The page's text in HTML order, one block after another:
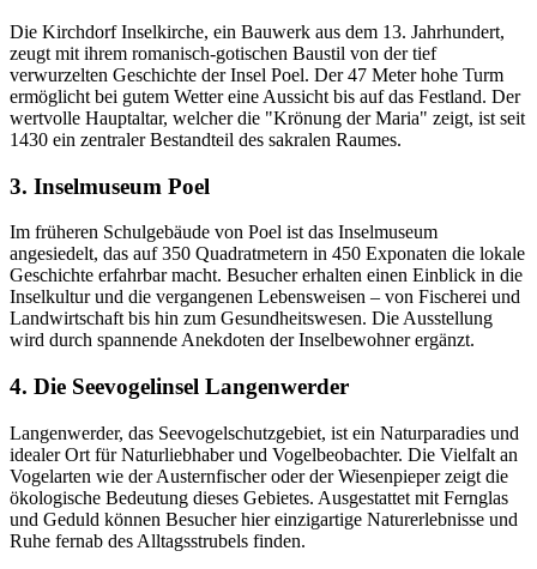
Die Kirchdorf Inselkirche, ein Bauwerk aus dem 13. Jahrhundert,
zeugt mit ihrem romanisch-gotischen Baustil von der tief
verwurzelten Geschichte der Insel Poel. Der 47 Meter hohe Turm
ermöglicht bei gutem Wetter eine Aussicht bis auf das Festland. Der
wertvolle Hauptaltar, welcher die "Krönung der Maria" zeigt, ist seit
1430 ein zentraler Bestandteil des sakralen Raumes.
3. Inselmuseum Poel
Im früheren Schulgebäude von Poel ist das Inselmuseum
angesiedelt, das auf 350 Quadratmetern in 450 Exponaten die lokale
Geschichte erfahrbar macht. Besucher erhalten einen Einblick in die
Inselkultur und die vergangenen Lebensweisen – von Fischerei und
Landwirtschaft bis hin zum Gesundheitswesen. Die Ausstellung
wird durch spannende Anekdoten der Inselbewohner ergänzt.
4. Die Seevogelinsel Langenwerder
Langenwerder, das Seevogelschutzgebiet, ist ein Naturparadies und
idealer Ort für Naturliebhaber und Vogelbeobachter. Die Vielfalt an
Vogelarten wie der Austernfischer oder der Wiesenpieper zeigt die
ökologische Bedeutung dieses Gebietes. Ausgestattet mit Fernglas
und Geduld können Besucher hier einzigartige Naturerlebnisse und
Ruhe fernab des Alltagsstrubels finden.